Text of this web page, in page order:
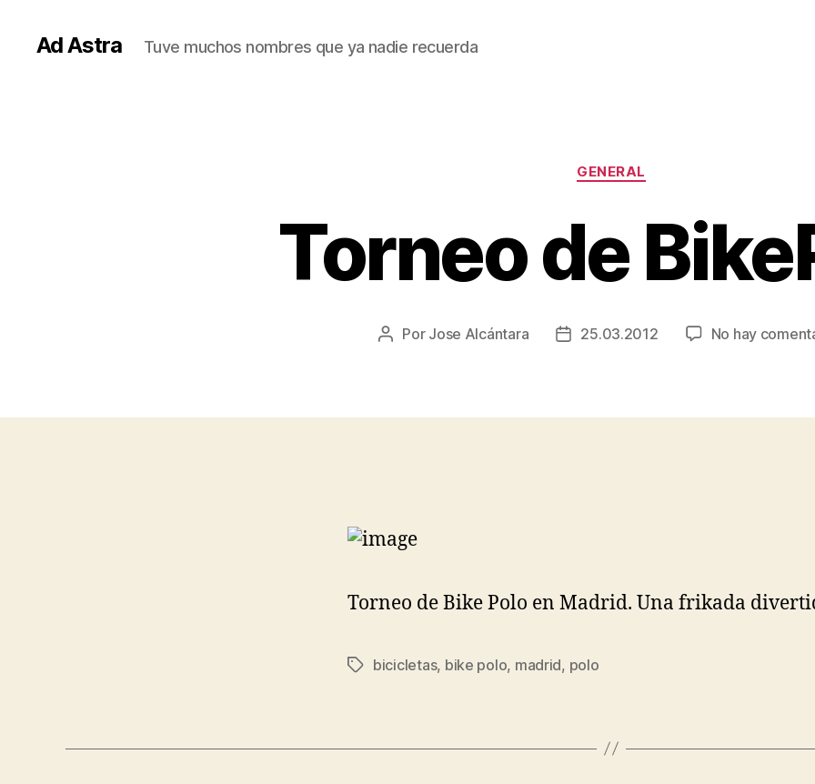
Ad Astra Tuve muchos nombres que ya nadie recuerda
Categorías
GENERAL
Torneo de
Autor
Por Jose Alcántara
Fecha25.03.2012 No hay
Torneo de Bike Polo en Madrid. Una frikada
Etiquetas
bicicletas, bike polo, madrid, polo